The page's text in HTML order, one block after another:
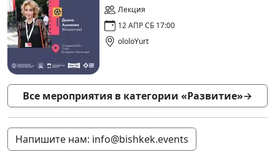
Лекция
12 АПР СБ 17:00
ololoYurt
Все мероприятия в категории «Развитие»→
Напишите нам: info@bishkek.events